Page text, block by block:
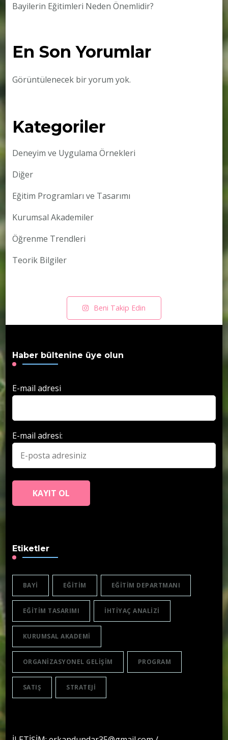
Bayilerin Eğitimleri Neden Önemlidir?
En Son Yorumlar
Görüntülenecek bir yorum yok.
Kategoriler
Deneyim ve Uygulama Örnekleri
Diğer
Eğitim Programları ve Tasarımı
Kurumsal Akademiler
Öğrenme Trendleri
Teorik Bilgiler
Beni Takip Edin
Haber bültenine üye olun
E-mail adresi
E-mail adresi:
Etiketler
BAYI EĞITIM EĞITIM DEPARTMANI
EĞITIM TASARIMI IHTIYAÇ ANALIZI
KURUMSAL AKADEMI
ORGANIZASYONEL GELIŞIM PROGRAM
SATIŞ STRATEJI